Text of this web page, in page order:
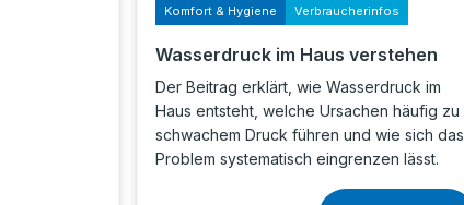
Komfort & Hygiene Verbraucherinfos
Wasserdruck im Haus verstehen
Der Beitrag erklärt, wie Wasserdruck im
Haus entsteht, welche Ursachen häufig zu
schwachem Druck führen und wie sich das
Problem systematisch eingrenzen lässt.